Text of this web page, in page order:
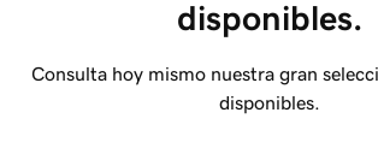
disponibles.
Consulta hoy mismo nuestra gran
disponibles.